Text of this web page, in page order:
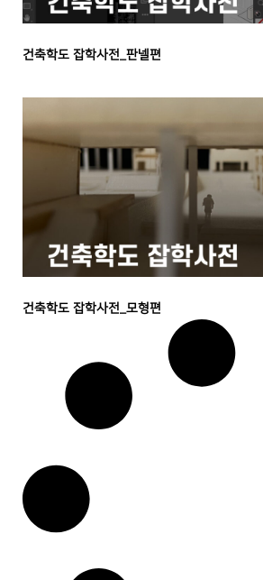
건축학도 잡학사전_판넬편
건축학도 잡학사전_모형편